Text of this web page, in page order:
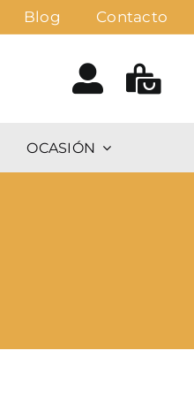
Blog Contacto
OCASIÓN